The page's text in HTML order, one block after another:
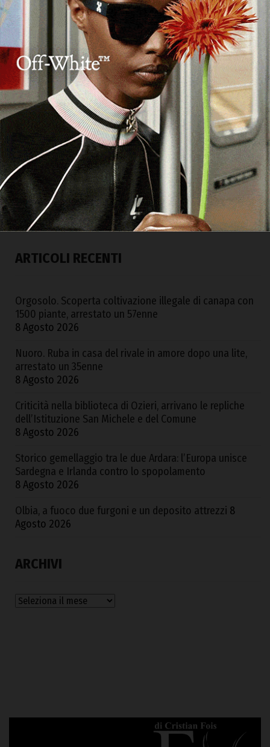
ARTICOLI RECENTI
Orgosolo. Scoperta coltivazione illegale di canapa con
1500 piante, arrestato un 57enne
8 Agosto 2026
Nuoro. Ruba in casa del rivale in amore dopo una lite,
arrestato un 35enne
8 Agosto 2026
Criticità nella biblioteca di Ozieri, arrivano le repliche
dell’Istituzione San Michele e del Comune
8 Agosto 2026
Storico gemellaggio tra le due Ardara: l’Europa unisce
Sardegna e Irlanda contro lo spopolamento
8 Agosto 2026
Olbia, a fuoco due furgoni e un deposito attrezzi 8
Agosto 2026
ARCHIVI
Archivi